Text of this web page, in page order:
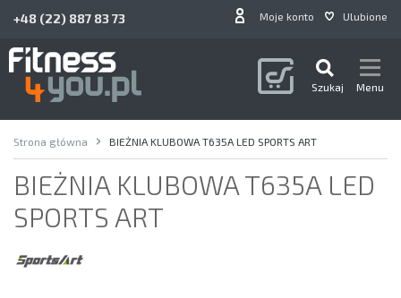
+48 (22) 887 83 73 Moje konto Ulubione
Szukaj Menu
Strona główna BIEŻNIA KLUBOWA T635A LED SPORTS ART
BIEŻNIA KLUBOWA T635A LED
SPORTS ART